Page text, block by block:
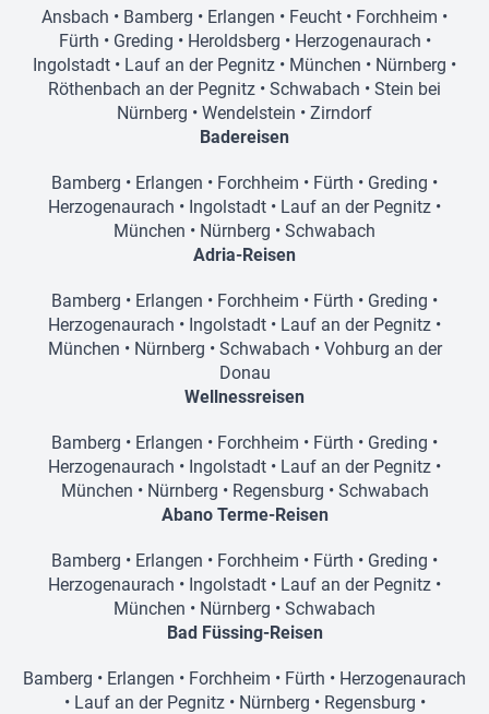
Ansbach • Bamberg • Erlangen • Feucht • Forchheim •
Fürth • Greding • Heroldsberg • Herzogenaurach •
Ingolstadt • Lauf an der Pegnitz • München • Nürnberg •
Röthenbach an der Pegnitz • Schwabach • Stein bei
Nürnberg • Wendelstein • Zirndorf
Badereisen
Bamberg • Erlangen • Forchheim • Fürth • Greding •
Herzogenaurach • Ingolstadt • Lauf an der Pegnitz •
München • Nürnberg • Schwabach
Adria-Reisen
Bamberg • Erlangen • Forchheim • Fürth • Greding •
Herzogenaurach • Ingolstadt • Lauf an der Pegnitz •
München • Nürnberg • Schwabach • Vohburg an der
Donau
Wellnessreisen
Bamberg • Erlangen • Forchheim • Fürth • Greding •
Herzogenaurach • Ingolstadt • Lauf an der Pegnitz •
München • Nürnberg • Regensburg • Schwabach
Abano Terme-Reisen
Bamberg • Erlangen • Forchheim • Fürth • Greding •
Herzogenaurach • Ingolstadt • Lauf an der Pegnitz •
München • Nürnberg • Schwabach
Bad Füssing-Reisen
Bamberg • Erlangen • Forchheim • Fürth • Herzogenaurach
• Lauf an der Pegnitz• Nürnberg • Regensburg •